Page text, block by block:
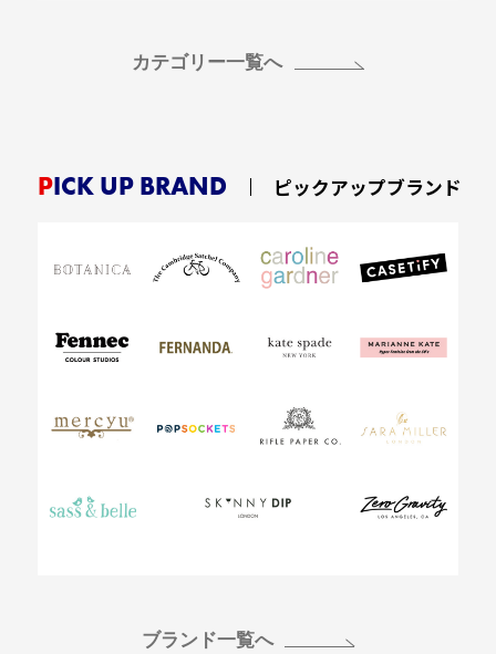
カテゴリー一覧へ
PICK UP BRAND ピックアップブランド
ブランド一覧へ